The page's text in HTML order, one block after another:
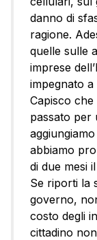
danno di
ragione.
quelle sulle
imprese
impegnato
Capisco
passato per
abbiamo
di due mesi
Se riporti la
governo,
costo degli
cittadino